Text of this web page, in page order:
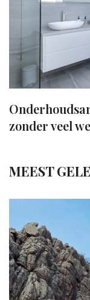
zonder veel
MEEST